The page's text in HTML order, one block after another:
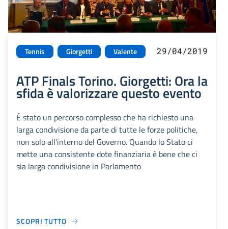
Tennis Giorgetti Valente 29/04/2019
ATP Finals Torino. Giorgetti: Ora la
sfida è valorizzare questo evento
È stato un percorso complesso che ha richiesto una
larga condivisione da parte di tutte le forze politiche,
non solo all'interno del Governo. Quando lo Stato ci
mette una consistente dote finanziaria è bene che ci
sia larga condivisione in Parlamento
SCOPRI TUTTO